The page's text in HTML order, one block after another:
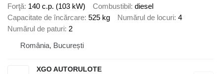
Forţă 140 c.p. (103 kW) Combustibil diesel
Capacitate de încărcare 525 kg Numărul de locuri 4
Numărul de paturi 2
România, București
XGO AUTORULOTE